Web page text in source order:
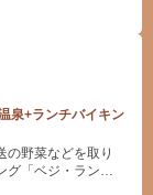
泉+ランチバイキン
の野菜などを取り
グ「ベジ・ラン
な組み合わせ♪